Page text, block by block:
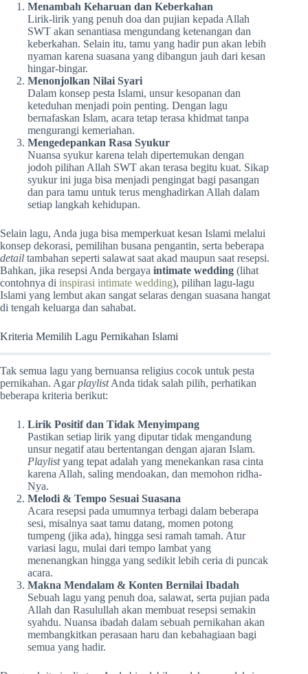
Menambah Keharuan dan Keberkahan
Lirik-lirik yang penuh doa dan pujian kepada Allah
SWT akan senantiasa mengundang ketenangan dan
keberkahan. Selain itu, tamu yang hadir pun akan lebih
nyaman karena suasana yang dibangun jauh dari kesan
hingar-bingar.
Menonjolkan Nilai Syari
Dalam konsep pesta Islami, unsur kesopanan dan
keteduhan menjadi poin penting. Dengan lagu
bernafaskan Islam, acara tetap terasa khidmat tanpa
mengurangi kemeriahan.
Mengedepankan Rasa Syukur
Nuansa syukur karena telah dipertemukan dengan
jodoh pilihan Allah SWT akan terasa begitu kuat. Sikap
syukur ini juga bisa menjadi pengingat bagi pasangan
dan para tamu untuk terus menghadirkan Allah dalam
setiap langkah kehidupan.
Selain lagu, Anda juga bisa memperkuat kesan Islami melalui
konsep dekorasi, pemilihan busana pengantin, serta beberapa
detail tambahan seperti salawat saat akad maupun saat resepsi.
Bahkan, jika resepsi Anda bergaya intimate wedding (lihat
contohnya di inspirasi intimate wedding), pilihan lagu-lagu
Islami yang lembut akan sangat selaras dengan suasana hangat
di tengah keluarga dan sahabat.
Kriteria Memilih Lagu Pernikahan Islami
Tak semua lagu yang bernuansa religius cocok untuk pesta
pernikahan. AgarplaylistAnda tidak salah pilih, perhatikan
beberapa kriteria berikut:
Lirik Positif dan Tidak Menyimpang
Pastikan setiap lirik yang diputar tidak mengandung
unsur negatif atau bertentangan dengan ajaran Islam.
Playlistyang tepat adalah yang menekankan rasa cinta
karena Allah, saling mendoakan, dan memohon ridha-
Nya.
Melodi & Tempo Sesuai Suasana
Acara resepsi pada umumnya terbagi dalam beberapa
sesi, misalnya saat tamu datang, momen potong
tumpeng (jika ada), hingga sesi ramah tamah. Atur
variasi lagu, mulai dari tempo lambat yang
menenangkan hingga yang sedikit lebih ceria di puncak
acara.
Makna Mendalam & Konten Bernilai Ibadah
Sebuah lagu yang penuh doa, salawat, serta pujian pada
Allah dan Rasulullah akan membuat resepsi semakin
syahdu. Nuansa ibadah dalam sebuah pernikahan akan
membangkitkan perasaan haru dan kebahagiaan bagi
semua yang hadir.